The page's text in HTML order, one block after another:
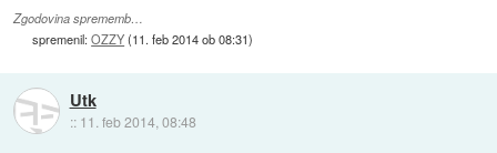
Zgodovina sprememb…
spremenil:OZZY(11. feb 2014 ob 08:31)
Utk
:: 11. feb 2014, 08:48